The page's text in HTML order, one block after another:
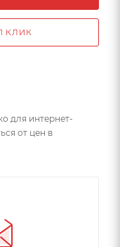
КЛИК
для интернет-
от цен в